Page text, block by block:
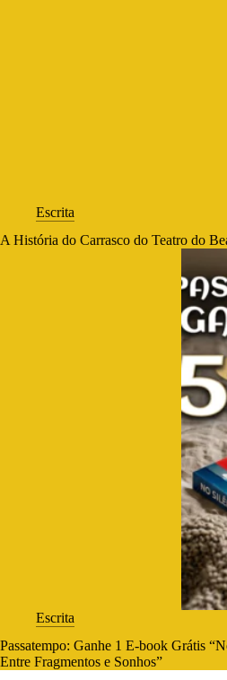
Escrita
A História do Carrasco do Teatro do
Escrita
Passatempo: Ganhe 1 E-book Grátis
Entre Fragmentos e Sonhos”